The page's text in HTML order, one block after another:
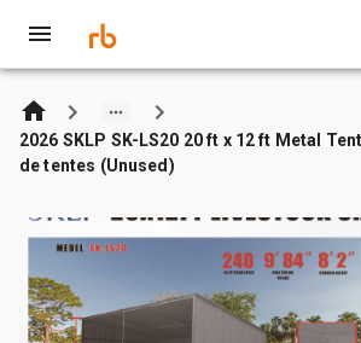
2026 SKLP SK-LS20 20 ft x 12 ft Metal
de tentes (Unused)